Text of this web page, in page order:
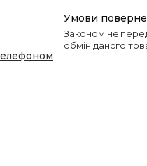
Законом не передбачено повернення та
обмін даного